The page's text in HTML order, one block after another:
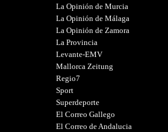
La Opinión de Murcia
La Opinión de Málaga
La Opinión de Zamora
La Provincia
Levante-EMV
Mallorca Zeitung
Regio7
Sport
Superdeporte
El Correo Gallego
El Correo de Andalucia